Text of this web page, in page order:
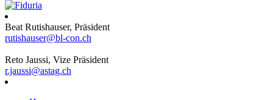
Beat Rutishauser, Präsident
rutishauser@bl-con.ch
Reto Jaussi, Vize Präsident
r.jaussi@astag.ch